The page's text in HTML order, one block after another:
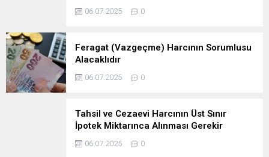
06.07.2025 0
Feragat (Vazgeçme) Harcının Sorumlusu
Alacaklıdır
06.07.2025 0
Tahsil ve Cezaevi Harcının Üst Sınır
İpotek Miktarınca Alınması Gerekir
06.07.2025 0